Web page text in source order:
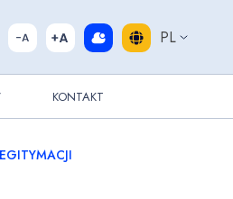
PL
KONTAKT